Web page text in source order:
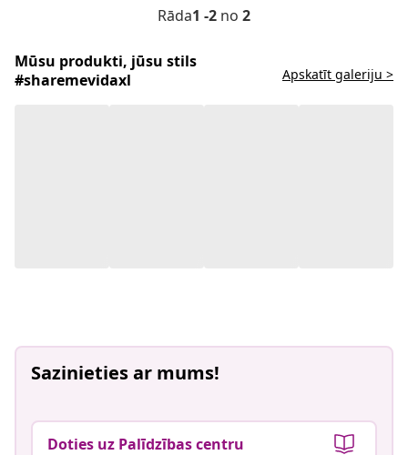
Rāda1 -2 no 2
Mūsu produkti, jūsu stils
#sharemevidaxl
Apskatīt galeriju >
Sazinieties ar mums!
Doties uz Palīdzības centru